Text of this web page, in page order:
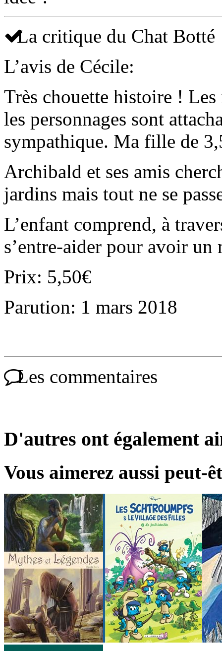
La critique du Chat Botté
L’avis de Cécile:
Très chouette histoire !
les personnages sont
sympathique. Ma fille de
Archibald et ses amis
jardins mais tout ne se
L’enfant comprend, à
s’entre-aider pour avoir
Prix: 5,50€
Parution: 1 mars 2018
Les commentaires
D'autres ont également
Vous aimerez aussi peut-